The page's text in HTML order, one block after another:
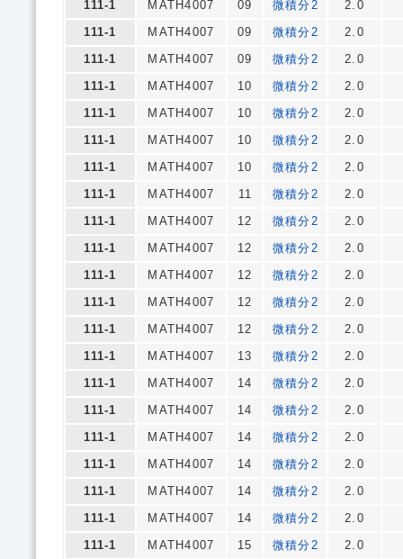
111-1 MATH4007 09 微積分2
2.0
111-1
MATH4007 09 微積分2
2.0
111-1
MATH4007 09 微積分2
2.0
111-1
MATH4007 10 微積分2
2.0
111-1
MATH4007 10 微積分2
2.0
111-1
MATH4007 10 微積分2
2.0
111-1
MATH4007 10 微積分2
2.0
111-1
MATH4007 11 微積分2
2.0
111-1
MATH4007 12 微積分2
2.0
111-1
MATH4007 12 微積分2
2.0
111-1
MATH4007 12 微積分2
2.0
111-1
MATH4007 12 微積分2
2.0
111-1
MATH4007 12 微積分2
2.0
111-1
MATH4007 13 微積分2
2.0
111-1
MATH4007 14 微積分2
2.0
111-1
MATH4007 14 微積分2
2.0
111-1
MATH4007 14 微積分2
2.0
111-1
MATH4007 14 微積分2
2.0
111-1
MATH4007 14 微積分2
2.0
111-1
MATH4007 14 微積分2
2.0
111-1
MATH4007 15 微積分2
2.0